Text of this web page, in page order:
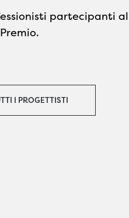
partecipanti al
Premio.
I PROGETTISTI